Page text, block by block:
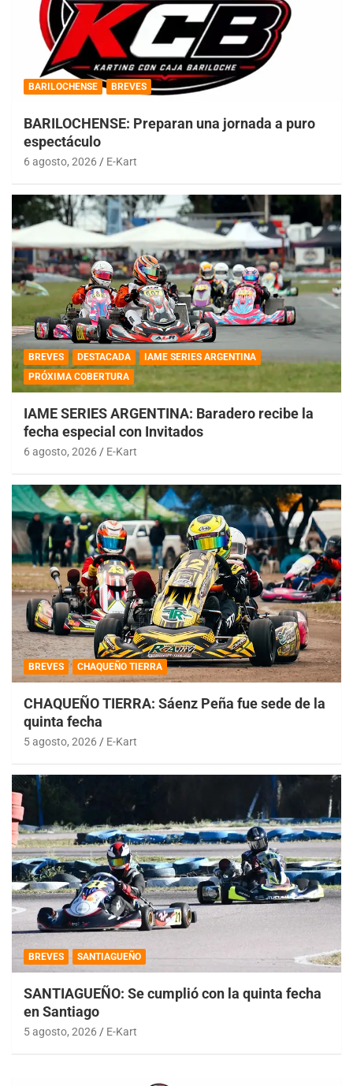
BARILOCHENSE BREVES
BARILOCHENSE: Preparan una jornada a puro
espectáculo
6 agosto, 2026 E-Kart
BREVES DESTACADA
IAME SERIES ARGENTINA
PRÓXIMA COBERTURA
IAME SERIES ARGENTINA: Baradero recibe la
fecha especial con Invitados
6 agosto, 2026 E-Kart
BREVES CHAQUEÑO TIERRA
CHAQUEÑO TIERRA: Sáenz Peña fue sede de la
quinta fecha
5 agosto, 2026 E-Kart
BREVES SANTIAGUEÑO
SANTIAGUEÑO: Se cumplió con la quinta fecha
en Santiago
5 agosto, 2026 E-Kart